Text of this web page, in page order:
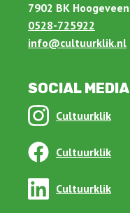
7902 BK Hoogeveen
0528-725922
info@cultuurklik.nl
SOCIAL MEDIA
Cultuurklik
Cultuurklik
Cultuurklik